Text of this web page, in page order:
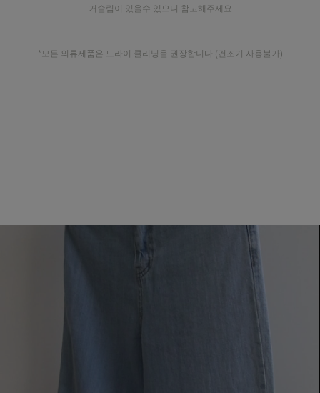
거슬림이 있을수 있으니 참고해주세요
*모든 의류제품은 드라이 클리닝을 권장합니다 (건조기 사용불가)